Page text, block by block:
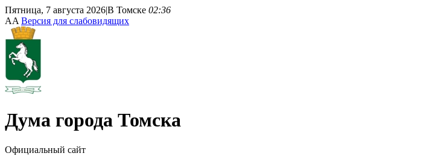
Пятница, 7 августа 2026|В Томске 02:36
AA Версия для слабовидящих
Дума города Томска
Официальный сайт